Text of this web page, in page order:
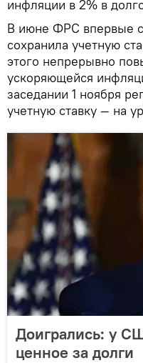
инфляции в 2% в
В июне ФРС впервые с
сохранила учетную
этого непрерывно
ускоряющейся
заседании 1 ноября
учетную ставку — на
Доигрались: у
ценное за долги